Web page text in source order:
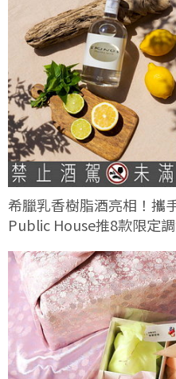
希臘乳香樹脂酒亮相！攜
Public House推8款限定